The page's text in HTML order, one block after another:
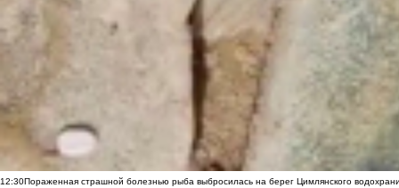
12:30Пораженная страшной болезнью рыба выбросилась на берег Цимлянского